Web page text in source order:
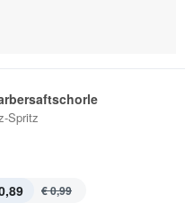
Spritz
€ 0,99